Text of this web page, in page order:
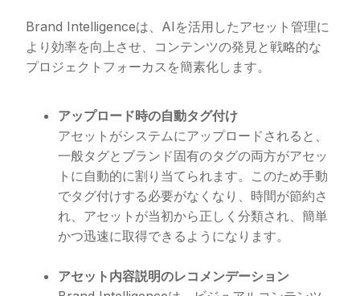
Brand Intelligenceは、AIを活用したアセット管理に
より効率を向上させ、コンテンツの発見と戦略的な
プロジェクトフォーカスを簡素化します。
アップロード時の自動タグ付け
アセットがシステムにアップロードされると、
一般タグとブランド固有のタグの両方がアセッ
トに自動的に割り当てられます。このため手動
でタグ付けする必要がなくなり、時間が節約さ
れ、アセットが当初から正しく分類され、簡単
かつ迅速に取得できるようになります。
アセット内容説明のレコメンデーション